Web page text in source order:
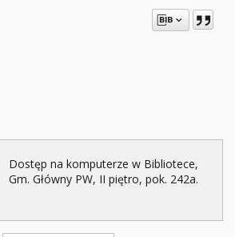
Dostęp na komputerze w Bibliotece,
Gm. Główny PW, II piętro, pok. 242a.